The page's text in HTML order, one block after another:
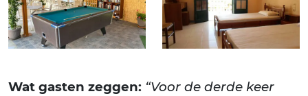
Wat gasten zeggen: “Voor de derde keer